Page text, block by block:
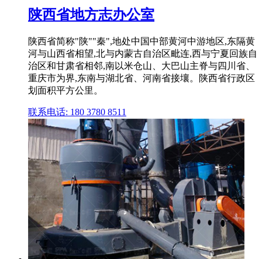
陕西省地方志办公室
陕西省简称"陕""秦",地处中国中部黄河中游地区,东隔黄
河与山西省相望,北与内蒙古自治区毗连,西与宁夏回族自
治区和甘肃省相邻,南以米仓山、大巴山主脊与四川省、
重庆市为界,东南与湖北省、河南省接壤。陕西省行政区
划面积平方公里。
联系电话: 180 3780 8511